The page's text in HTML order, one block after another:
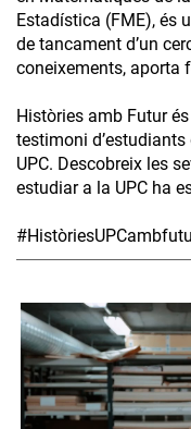
Estadística (FME), és
de tancament d’un
coneixements, aporta
Històries amb Futur
testimoni
UPC. Descobreix les
estudiar a la UPC ha